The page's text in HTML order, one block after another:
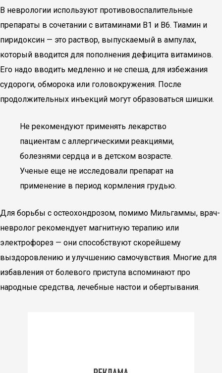
В неврологии используют противовоспалительные
препараты в сочетании с витаминами В1 и В6. Тиамин и
пиридоксин — это раствор, выпускаемый в ампулах,
который вводится для пополнения дефицита витаминов.
Его надо вводить медленно и не спеша, для избежания
судороги, обморока или головокружения. После
продолжительных инъекций могут образоваться шишки.
Не рекомендуют применять лекарство
пациентам с аллергическими реакциями,
болезнями сердца и в детском возрасте.
Ученые еще не исследовали препарат на
применение в период кормления грудью.
Для борьбы с остеохондрозом, помимо Мильгаммы, врач-
невролог рекомендует магнитную терапию или
электрофорез — они способствуют скорейшему
выздоровлению и улучшению самочувствия. Многие для
избавления от болевого приступа вспоминают про
народные средства, лечебные настои и обертывания.